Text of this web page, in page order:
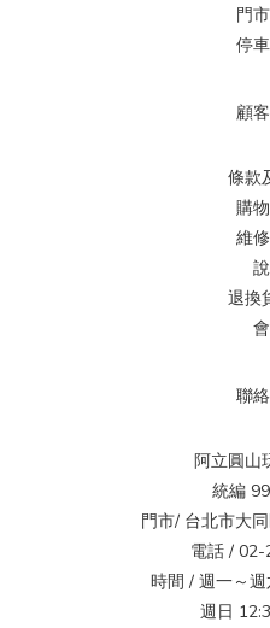
門
停
顧
條款
購
維
退換
聯
阿立圓山
統編
門市/ 台北市大
電話 /
時間 / 週一～
週日